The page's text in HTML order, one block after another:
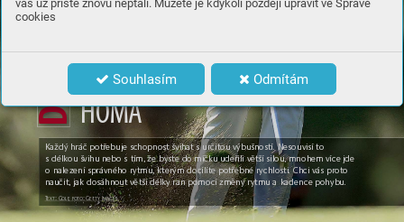
vás už příště znovu neptali. Můžete je kdykoli později upravit ve Správě
cookies
Souhlasím Odmítám
Každý hráč potřebuje schopnost švihat surčitou výbušností. Nesouvisí to
s délkou švihu nebo s tím, že byste do míčku udeřili větší silou, mnohem více jde
o nalezení správného rytmu, kterým docílíte potřebné rychlosti. Chci vás proto
naučit, jak dosáhnout větší délky ran pomocí změny rytmu akadence pohybu.
Text: Golf, foto: Getty Images
Dos
t
at
eč
MAX
HOMA